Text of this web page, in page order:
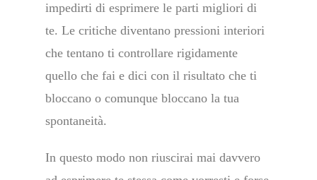
impedirti di esprimere le parti migliori di
te. Le critiche diventano pressioni interiori
che tentano ti controllare rigidamente
quello che fai e dici con il risultato che ti
bloccano o comunque bloccano la tua
spontaneità.
In questo modo non riuscirai mai davvero